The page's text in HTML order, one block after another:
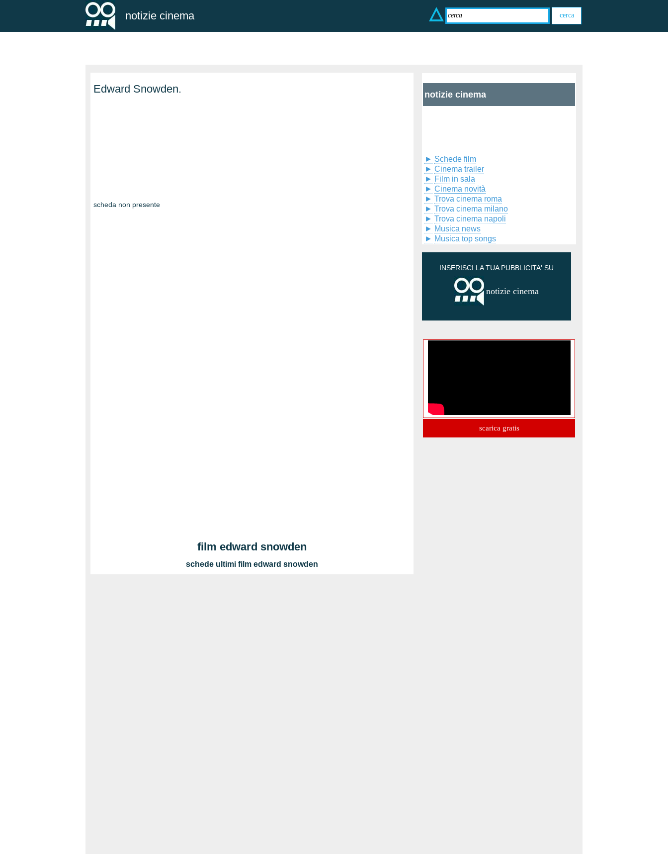
notizie cinema
Edward Snowden.
scheda non presente
film edward snowden
schede ultimi film edward snowden
notizie cinema
► Schede film
► Cinema trailer
► Film in sala
► Cinema novità
► Trova cinema roma
► Trova cinema milano
► Trova cinema napoli
► Musica news
► Musica top songs
INSERISCI LA TUA PUBBLICITA' SU
notizie cinema
scarica gratis